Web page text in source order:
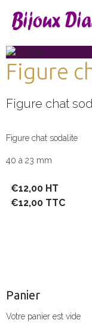
Figure
Figure chat
Figure chat sodalite
40 à 23 mm
€12,00 HT
€12,00 TTC
Panier
Votre panier est vide